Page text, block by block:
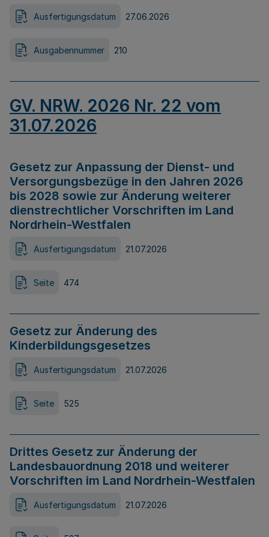
Ausfertigungsdatum 27.06.2026
Ausgabennummer 210
GV. NRW. 2026 Nr. 22 vom
31.07.2026
Gesetz zur Anpassung der Dienst- und
Versorgungsbezüge in den Jahren 2026
bis 2028 sowie zur Änderung weiterer
dienstrechtlicher Vorschriften im Land
Nordrhein-Westfalen
Ausfertigungsdatum 21.07.2026
Seite 474
Gesetz zur Änderung des
Kinderbildungsgesetzes
Ausfertigungsdatum 21.07.2026
Seite 525
Drittes Gesetz zur Änderung der
Landesbauordnung 2018 und weiterer
Vorschriften im Land Nordrhein-Westfalen
Ausfertigungsdatum 21.07.2026